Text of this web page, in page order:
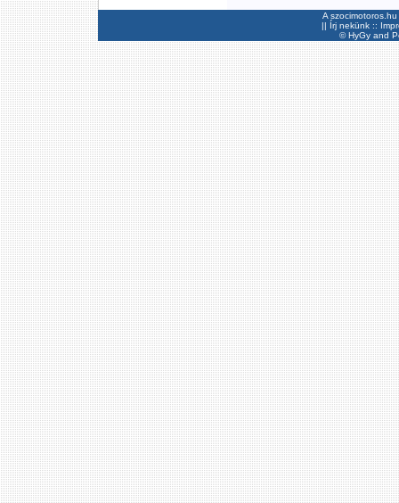
A
|| Írj nekünk ::
©HyGyand